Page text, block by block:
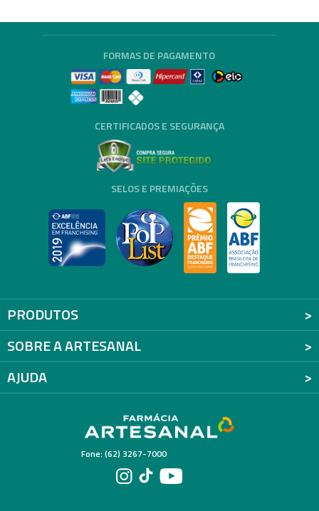
PRODUTOS
SOBRE A ARTESANAL
AJUDA
Fone: (62) 3267-7000
FORMAS DE PAGAMENTO
CERTIFICADOS E SEGURANÇA
SELOS E PREMIAÇÕES